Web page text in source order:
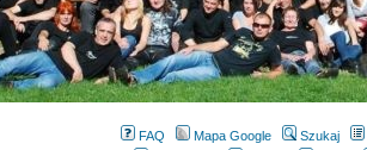
FAQ Mapa Google Szukaj